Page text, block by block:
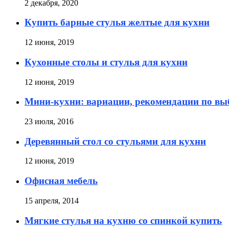
2 декабря, 2020
Купить барные стулья желтые для кухни
12 июня, 2019
Кухонные столы и стулья для кухни
12 июня, 2019
Мини-кухни: вариации, рекомендации по
23 июля, 2016
Деревянный стол со стульями для кухни
12 июня, 2019
Офисная мебель
15 апреля, 2014
Мягкие стулья на кухню со спинкой купить